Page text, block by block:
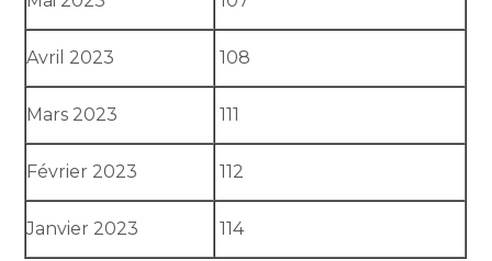
Avril 2023 108
Mars 2023 111
Février 2023 112
Janvier 2023 114